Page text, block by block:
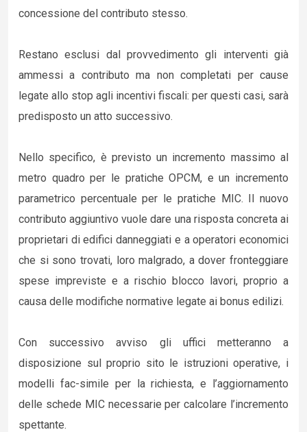
concessione del contributo stesso.
Restano esclusi dal provvedimento gli interventi già
ammessi a contributo ma non completati per cause
legate allo stop agli incentivi fiscali: per questi casi, sarà
predisposto un atto successivo.
Nello specifico, è previsto un incremento massimo al
metro quadro per le pratiche OPCM, e un incremento
parametrico percentuale per le pratiche MIC. Il nuovo
contributo aggiuntivo vuole dare una risposta concreta ai
proprietari di edifici danneggiati e a operatori economici
che si sono trovati, loro malgrado, a dover fronteggiare
spese impreviste e a rischio blocco lavori, proprio a
causa delle modifiche normative legate ai bonus edilizi.
Con successivo avviso gli uffici metteranno a
disposizione sul proprio sito le istruzioni operative, i
modelli fac-simile per la richiesta, e l’aggiornamento
delle schede MIC necessarie per calcolare l’incremento
spettante.